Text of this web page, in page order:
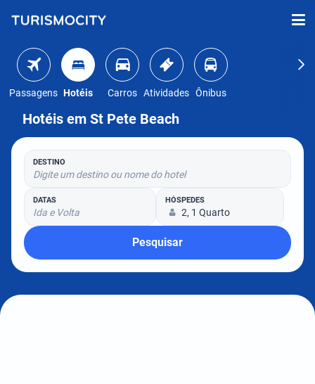
Passagens Hotéis Carros Atividades Ônibus
Hotéis em St Pete Beach
DESTINO
Digite um destino ou nome do hotel
DATAS
Ida e Volta
HÓSPEDES
2, 1 Quarto
Pesquisar